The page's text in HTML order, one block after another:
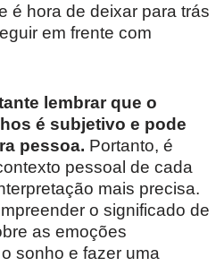
é hora de deixar para trás
em frente com
lembrar que o
é subjetivo e pode
pessoa. Portanto, é
pessoal de cada
mais precisa.
o significado de
as emoções
sonho e fazer uma